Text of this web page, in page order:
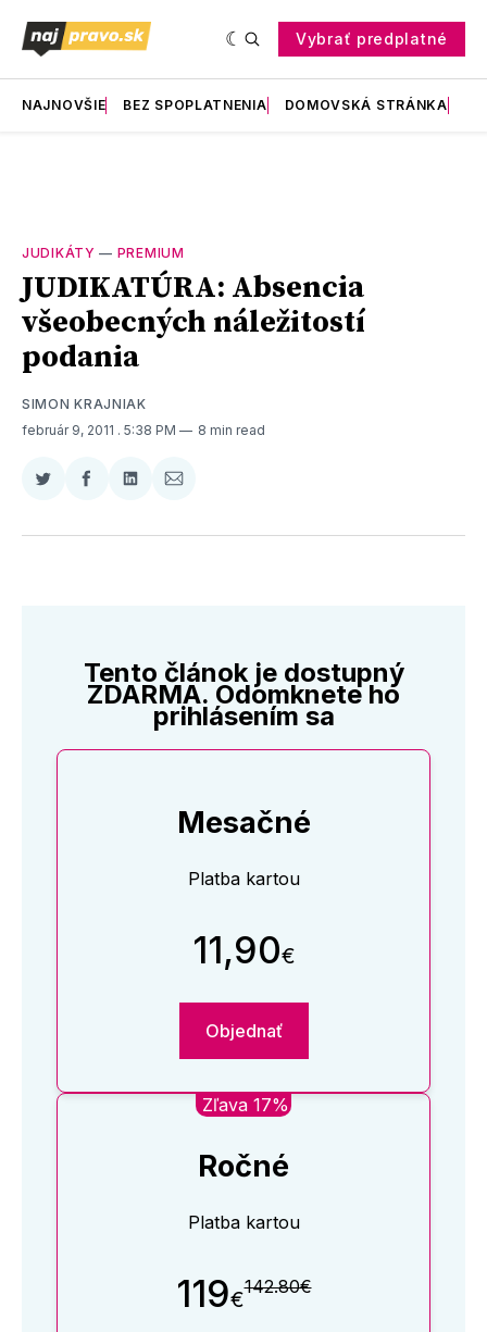
Vybrať predplatné
NAJNOVŠIE BEZ SPOPLATNENIA DOMOVSKÁ STRÁNKA
JUDIKÁTY — PREMIUM
JUDIKATÚRA: Absencia
všeobecných náležitostí
podania
SIMON KRAJNIAK
február 9, 2011 . 5:38 PM 8 min read
Zdieľať
Twitter
Zdieľať
Facebooku
Zdieľať
LinkedIne
Zdieľať
E-
Tento článok je dostupný
ZDARMA. Odomknete ho
prihlásením sa
Mesačné
Platba kartou
11,90€
Objednať
Zľava 17%
Ročné
Platba kartou
119€142.80€